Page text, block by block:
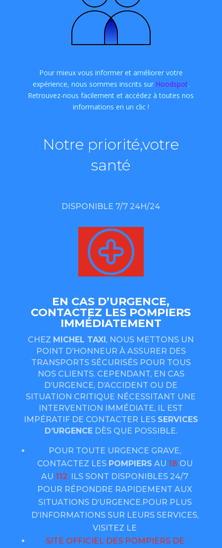
Pour mieux vous informer et améliorer votre
expérience, nous sommes inscrits sur Hoodspot.
Retrouvez-nous facilement et accédez à toutes nos
informations en un clic !
Notre priorité,votre
santé
DISPONIBLE 7/7 24H/24
EN CAS D’URGENCE,
CONTACTEZ LES POMPIERS
IMMÉDIATEMENT
CHEZ MICHEL TAXI, NOUS METTONS UN
POINT D’HONNEUR À ASSURER DES
TRANSPORTS SÉCURISÉS POUR TOUS
NOS CLIENTS. CEPENDANT, EN CAS
D’URGENCE, D’ACCIDENT OU DE
SITUATION CRITIQUE NÉCESSITANT UNE
INTERVENTION IMMÉDIATE, IL EST
IMPÉRATIF DE CONTACTER LES SERVICES
D’URGENCEDÈS QUE POSSIBLE.
POUR TOUTE URGENCE GRAVE,
CONTACTEZ LES POMPIERS AU 18OU
AU 112. ILS SONT DISPONIBLES 24/7
POUR RÉPONDRE RAPIDEMENT AUX
SITUATIONS D’URGENCE.POUR PLUS
D’INFORMATIONS SUR LEURS SERVICES,
VISITEZ LE
SITE OFFICIEL DES POMPIERS DE